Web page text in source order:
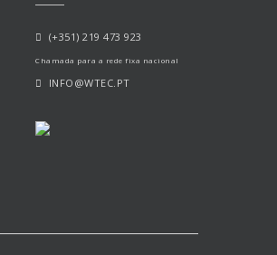
(+351) 219 473 923
Chamada para a rede fixa nacional
INFO@WTEC.PT